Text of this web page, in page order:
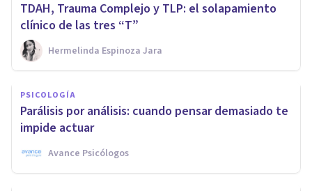
TDAH, Trauma Complejo y TLP: el solapamiento
clínico de las tres “T”
Hermelinda Espinoza Jara
PSICOLOGÍA
Parálisis por análisis: cuando pensar demasiado te
impide actuar
Avance Psicólogos